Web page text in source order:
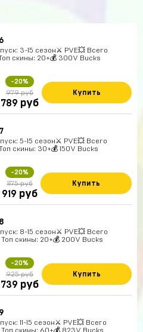
3-15 сезон⚔️ PVE💥 Всего
скины: 20+💰 300V Bucks
-20%
979 руб
789 руб
Купить
5-15 сезон⚔️ PVE💥 Всего
скины: 30+💰 150V Bucks
-20%
1175 руб
919 руб
Купить
8-15 сезон⚔️ PVE💥 Всего
Топ скины: 20+💰 200V Bucks
-20%
925 руб
739 руб
Купить
11-15 сезон⚔️ PVE💥 Всего
Топ скины: 60+💰 823V Bucks